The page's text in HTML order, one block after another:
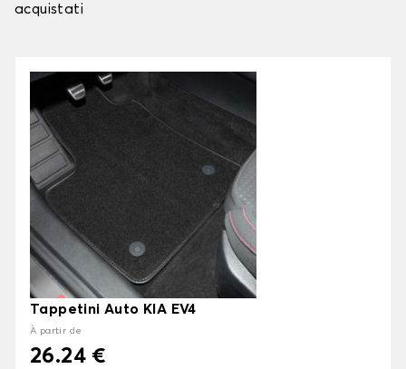
acquistati
Tappetini Auto KIA EV4
À partir de
26.24 €